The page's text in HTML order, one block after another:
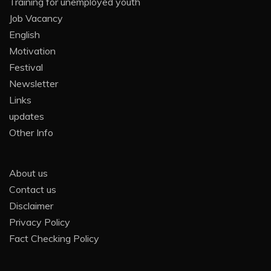
Job Vacancy
English
Motivation
Festival
Newsletter
Links
updates
Other Info
About us
Contact us
Disclaimer
Privacy Policy
Fact Checking Policy